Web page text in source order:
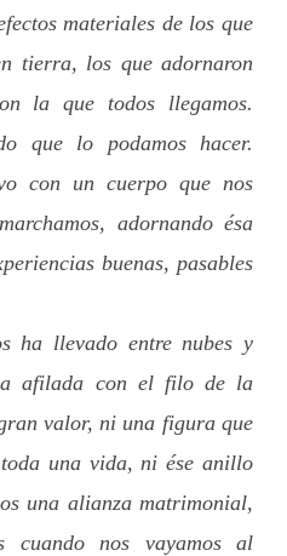
materiales de los que
tierra, los que adornaron
la que todos llegamos.
que lo podamos hacer.
con un cuerpo que nos
adornando ésa
buenas, pasables
ha llevado entre nubes y
afilada con el filo de la
valor, ni una figura que
una vida, ni ése anillo
una alianza matrimonial,
cuando nos vayamos al